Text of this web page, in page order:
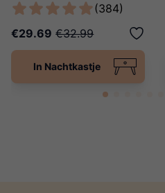
van Ladies Night! (384)
€29.69 €32.99
In Nachtkastje